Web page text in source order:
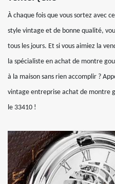
À chaque fois que vous sortez avec
style vintage et de bonne qualité,
tous les jours. Et si vous aimiez la
la spécialiste en achat de montre
à la maison sans rien accomplir ?
vintage entreprise achat de montre
le 33410 !